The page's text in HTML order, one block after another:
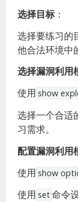
选择目标：
选择要练习
他合法环境中
选择漏洞利用
使用 show
选择一个合适
习需求。
配置漏洞利用
使用 show
使用 set命令